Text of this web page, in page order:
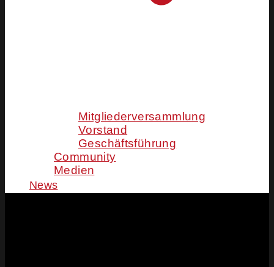
Mitgliederversammlung
Vorstand
Geschäftsführung
Community
Medien
News